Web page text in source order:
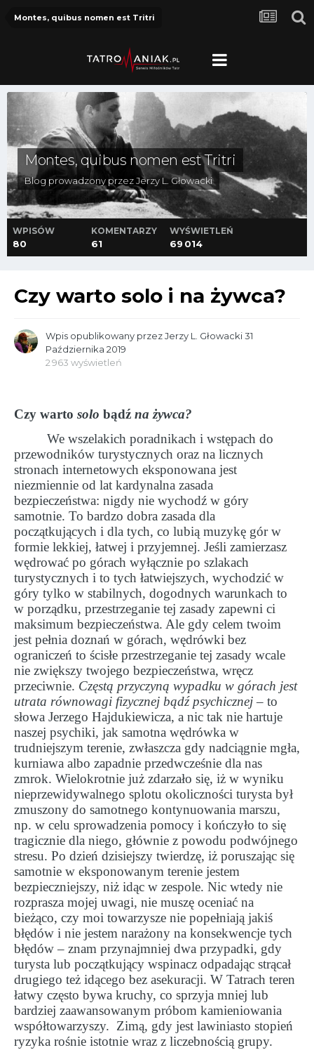
Montes, quibus nomen est Tritri
Montes, quibus nomen est Tritri
Blog prowadzony przezJerzy L. Głowacki
WPISÓW
80
KOMENTARZY
61
WYŚWIETLEŃ
69 014
Czy warto solo i na żywca?
Wpis opublikowany przezJerzy L. Głowacki31
Października 2019
2 963 wyświetleń
Czy warto solo bądź na żywca?
We wszelakich poradnikach i wstępach do
przewodników turystycznych oraz na licznych
stronach internetowych eksponowana jest
niezmiennie od lat kardynalna zasada
bezpieczeństwa: nigdy nie wychodź w góry
samotnie. To bardzo dobra zasada dla
początkujących i dla tych, co lubią muzykę gór w
formie lekkiej, łatwej i przyjemnej. Jeśli zamierzasz
wędrować po górach wyłącznie po szlakach
turystycznych i to tych łatwiejszych, wychodzić w
góry tylko w stabilnych, dogodnych warunkach to
w porządku, przestrzeganie tej zasady zapewni ci
maksimum bezpieczeństwa. Ale gdy celem twoim
jest pełnia doznań w górach, wędrówki bez
ograniczeń to ścisłe przestrzeganie tej zasady wcale
nie zwiększy twojego bezpieczeństwa, wręcz
przeciwnie. Częstą przyczyną wypadku w górach jest
utrata równowagi fizycznej bądź psychicznej– to
słowa Jerzego Hajdukiewicza, a nic tak nie hartuje
naszej psychiki, jak samotna wędrówka w
trudniejszym terenie, zwłaszcza gdy nadciągnie mgła,
kurniawa albo zapadnie przedwcześnie dla nas
zmrok. Wielokrotnie już zdarzało się, iż w wyniku
nieprzewidywalnego splotu okoliczności turysta był
zmuszony do samotnego kontynuowania marszu,
np. w celu sprowadzenia pomocy i kończyło to się
tragicznie dla niego, głównie z powodu podwójnego
stresu. Po dzień dzisiejszy twierdzę, iż poruszając się
samotnie w eksponowanym terenie jestem
bezpieczniejszy, niż idąc w zespole. Nic wtedy nie
rozprasza mojej uwagi, nie muszę oceniać na
bieżąco, czy moi towarzysze nie popełniają jakiś
błędów i nie jestem narażony na konsekwencje tych
błędów – znam przynajmniej dwa przypadki, gdy
turysta lub początkujący wspinacz odpadając strącał
drugiego też idącego bez asekuracji. W Tatrach teren
łatwy często bywa kruchy, co sprzyja mniej lub
bardziej zaawansowanym próbom kamieniowania
współtowarzyszy. Zimą, gdy jest lawiniasto stopień
ryzyka rośnie istotnie wraz z liczebnością grupy.